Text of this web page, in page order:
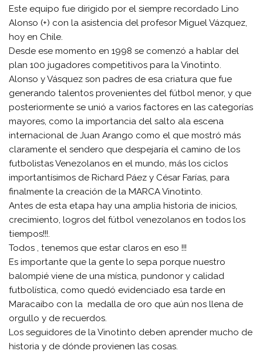
Este equipo fue dirigido por el siempre recordado Lino
Alonso (+) con la asistencia del profesor Miguel Vázquez,
hoy en Chile.
Desde ese momento en 1998 se comenzó a hablar del
plan 100 jugadores competitivos para la Vinotinto.
Alonso y Vásquez son padres de esa criatura que fue
generando talentos provenientes del fútbol menor, y que
posteriormente se unió a varios factores en las categorías
mayores, como la importancia del salto ala escena
internacional de Juan Arango como el que mostró más
claramente el sendero que despejaría el camino de los
futbolistas Venezolanos en el mundo, más los ciclos
importantísimos de Richard Páez y César Farías, para
finalmente la creación de la MARCA Vinotinto.
Antes de esta etapa hay una amplia historia de inicios,
crecimiento, logros del fútbol venezolanos en todos los
tiempos!!!.
Todos , tenemos que estar claros en eso !!!
Es importante que la gente lo sepa porque nuestro
balompié viene de una mística, pundonor y calidad
futbolística, como quedó evidenciado esa tarde en
Maracaibo con la medalla de oro que aún nos llena de
orgullo y de recuerdos.
Los seguidores de la Vinotinto deben aprender mucho de
historia y de dónde provienen las cosas.